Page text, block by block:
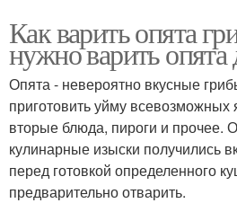
Как варить опята
нужно варить опята
Опята - невероятно вкусные
приготовить уйму всевозможных
вторые блюда, пироги и прочее.
кулинарные изыски получились
перед готовкой определенного
предварительно отварить.